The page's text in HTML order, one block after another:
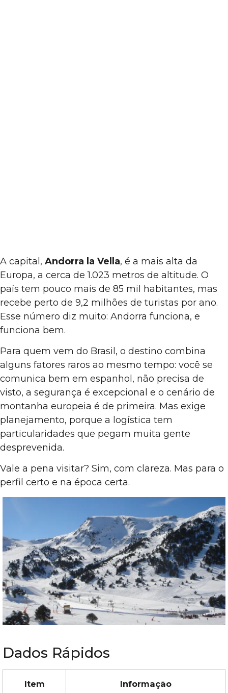
A capital, Andorra la Vella, é a mais alta da
Europa, a cerca de 1.023 metros de altitude. O
país tem pouco mais de 85 mil habitantes, mas
recebe perto de 9,2 milhões de turistas por ano.
Esse número diz muito: Andorra funciona, e
funciona bem.
Para quem vem do Brasil, o destino combina
alguns fatores raros ao mesmo tempo: você se
comunica bem em espanhol, não precisa de
visto, a segurança é excepcional e o cenário de
montanha europeia é de primeira. Mas exige
planejamento, porque a logística tem
particularidades que pegam muita gente
desprevenida.
Vale a pena visitar? Sim, com clareza. Mas para o
perfil certo e na época certa.
Dados Rápidos
Item Informação